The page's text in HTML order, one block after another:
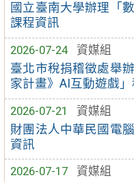
國立臺南大學辦理「
課程資訊
2026-07-24
資媒組
臺北市稅捐稽徵處舉
家計畫》AI互動遊戲
2026-07-21
資媒組
財團法人中華民國電
資訊
2026-07-17
資媒組